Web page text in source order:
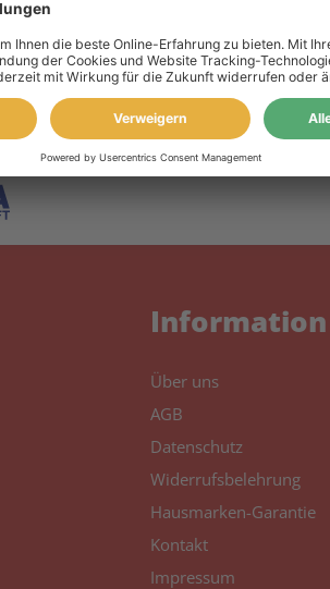
Information
Über uns
AGB
Datenschutz
Widerrufsbelehrung
Hausmarken-Garantie
Kontakt
Impressum